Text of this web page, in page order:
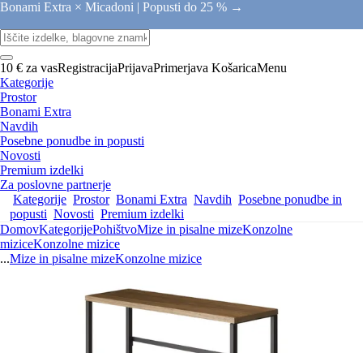
Bonami Extra × Micadoni | Popusti do 25 % →
10 € za vasRegistracijaPrijavaPrimerjava KošaricaMenu
Kategorije
Prostor
Bonami Extra
Navdih
Posebne ponudbe in popusti
Novosti
Premium izdelki
Za poslovne partnerje
Kategorije Prostor Bonami Extra Navdih Posebne ponudbe in
popusti Novosti Premium izdelki
DomovKategorijePohištvoMize in pisalne mizeKonzolne
miziceKonzolne mizice
...Mize in pisalne mizeKonzolne mizice